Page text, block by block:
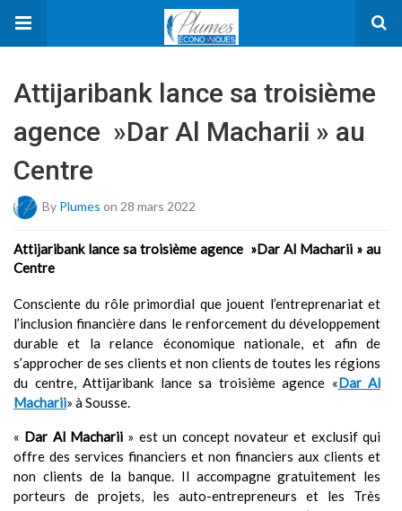
Attijaribank lance sa troisième
agence »Dar Al Macharii » au
Centre
By Plumes on 28 mars 2022
Attijaribank lance sa troisième agence »Dar Al Macharii » au
Centre
Consciente du rôle primordial que jouent l’entreprenariat et
l’inclusion financière dans le renforcement du développement
durable et la relance économique nationale, et afin de
s’approcher de ses clients et non clients de toutes les régions
du centre, Attijaribank lance sa troisième agence «Dar Al
Macharii» à Sousse.
« Dar Al Macharii » est un concept novateur et exclusif qui
offre des services financiers et non financiers aux clients et
non clients de la banque. Il accompagne gratuitement les
porteurs de projets, les auto-entrepreneurs et les Très